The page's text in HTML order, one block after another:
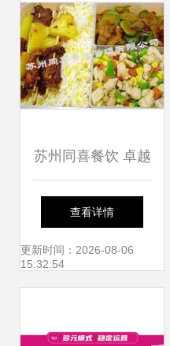
苏州同喜餐饮 卓越
品质，打造苏州一
级食堂托管服务典
查看详情
更新时间：2026-08-06
15:32:54